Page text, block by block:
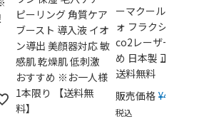
ピーリング 角質ケア
ブースト 導入液 イオ
ン導出 美顔器対応 敏
感肌 乾燥肌 低刺激
おすすめ ※お一人様
1本限り 【送料無
料】
ーマクール アリ
ォ フラクショナル
co2レーザー おす
め 日本製 正規販
送料無料
販売価格 ¥49,280
税込